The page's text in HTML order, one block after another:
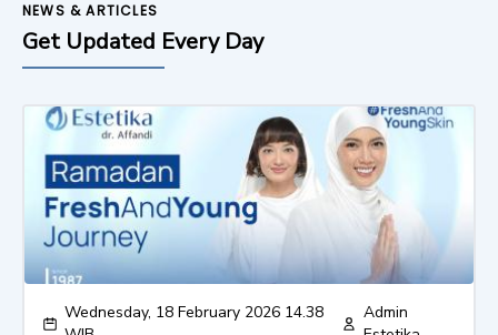
NEWS & ARTICLES
Get Updated Every Day
Wednesday, 18 February 2026 14.38
Admin